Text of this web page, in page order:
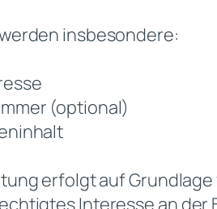
insbesondere:
(optional)
erfolgt auf Grundlage